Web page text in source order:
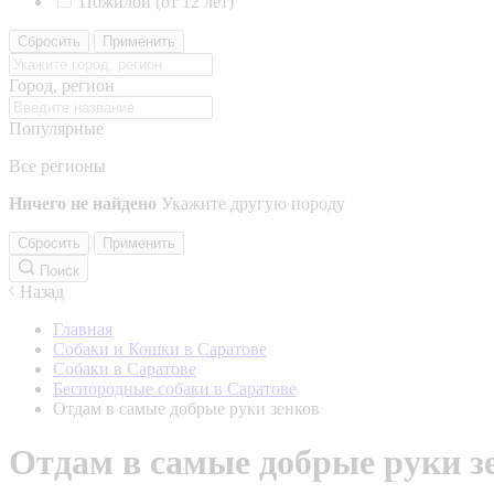
Сбросить Применить
Город, регион
Популярные
Все регионы
Ничего не найдено Укажите другую породу
Сбросить
Применить
Поиск
Назад
Главная
Собаки и Кошки в Саратове
Собаки в Саратове
Беспородные собаки в Саратове
Отдам в самые добрые руки зенков
Отдам в самые добрые руки